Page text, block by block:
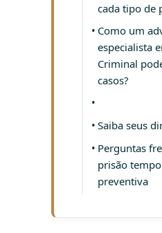
cada tipo de
Como um
especialista
Criminal
casos?
Saiba seus
Perguntas
prisão
preventiva